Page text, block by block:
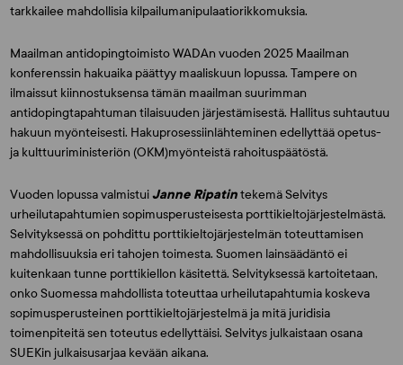
tarkkailee mahdollisia kilpailumanipulaatiorikkomuksia.
Maailman antidopingtoimisto WADAn vuoden 2025 Maailman
konferenssin hakuaika päättyy maaliskuun lopussa. Tampere on
ilmaissut kiinnostuksensa tämän maailman suurimman
antidopingtapahtuman tilaisuuden järjestämisestä. Hallitus suhtautuu
hakuun myönteisesti. Hakuprosessiinlähteminen edellyttää opetus-
ja kulttuuriministeriön (OKM)myönteistä rahoituspäätöstä.
Vuoden lopussa valmistuiJanne Ripatintekemä Selvitys
urheilutapahtumien sopimusperusteisesta porttikieltojärjestelmästä.
Selvityksessä on pohdittu porttikieltojärjestelmän toteuttamisen
mahdollisuuksia eri tahojen toimesta. Suomen lainsäädäntö ei
kuitenkaan tunne porttikiellon käsitettä. Selvityksessä kartoitetaan,
onko Suomessa mahdollista toteuttaa urheilutapahtumia koskeva
sopimusperusteinen porttikieltojärjestelmä ja mitä juridisia
toimenpiteitä sen toteutus edellyttäisi. Selvitys julkaistaan osana
SUEKin julkaisusarjaa kevään aikana.